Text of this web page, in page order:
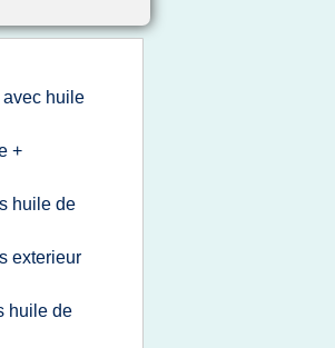
avec huile
+
huile de
exterieur
huile de